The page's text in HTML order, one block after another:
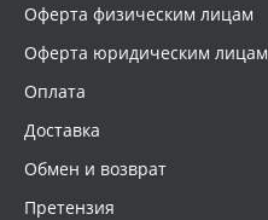
Оферта физическим лицам
Оферта юридическим лицам
Оплата
Доставка
Обмен и возврат
Претензия